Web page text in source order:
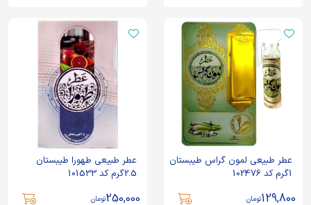
عطر طبیعی لمون گراس طیبستان
1گرم کد 102476
129,800تومان
عطر طبیعی طهورا طیبستان
2.5گرم کد 101533
250,000تومان